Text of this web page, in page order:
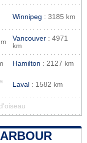
Winnipeg : 3185 km
Vancouver : 4971
km
Hamilton : 2127 km
la
Laval : 1582 km